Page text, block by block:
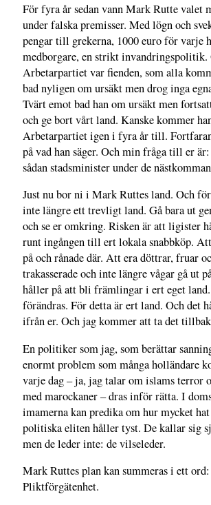
För fyra år sedan vann Mark Rutte valet
under falska premisser. Med lögn och
pengar till grekerna, 1000 euro för varje
medborgare, en strikt invandringspolitik.
Arbetarpartiet var fienden, som alla
bad nyligen om ursäkt men drog inga
Tvärt emot bad han om ursäkt men
och ge bort vårt land. Kanske kommer
Arbetarpartiet igen i fyra år till.
på vad han säger. Och min fråga till er
sådan stadsminister under de
Just nu bor ni i Mark Ruttes land. Och
inte längre ett trevligt land. Gå bara ut
och se er omkring. Risken är att ligister
runt ingången till ert lokala snabbköp.
på och rånade där. Att era döttrar, fruar
trakasserade och inte längre vågar gå ut
håller på att bli främlingar i ert eget
förändras. För detta är ert land. Och det
ifrån er. Och jag kommer att ta det
En politiker som jag, som berättar
enormt problem som många holländare
varje dag – ja, jag talar om islams terror
med marockaner – dras inför rätta. I
imamerna kan predika om hur mycket
politiska eliten håller tyst. De kallar sig
men de leder inte: de vilseleder.
Mark Ruttes plan kan summeras i ett ord:
Pliktförgätenhet.